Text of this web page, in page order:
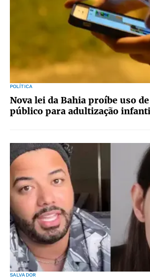
POLÍTICA
Nova lei da Bahia proíbe uso
público para adultização
SALVADOR